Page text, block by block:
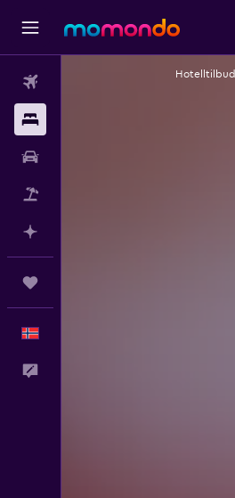
Hotelltilbud